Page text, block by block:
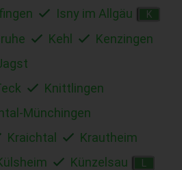
Isny im Allgäu K
Kehl
Kenzingen
Knittlingen
Münchingen
Kraichtal
Krautheim
Künzelsau